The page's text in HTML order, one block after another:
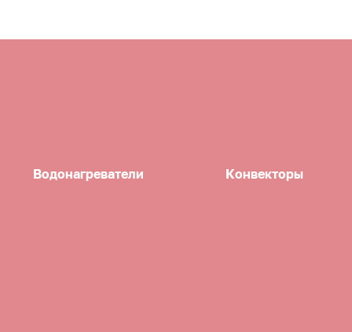
Водонагреватели Конвекторы